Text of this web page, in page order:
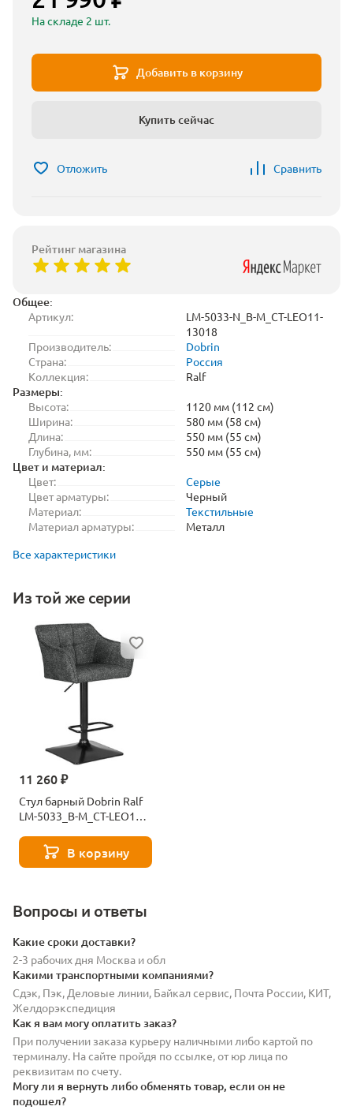
Общее:
Артикул:
LM-5033-N_B-M_CT-LEO11-
13018
Производитель:
Dobrin
Страна:
Россия
Коллекция:
Ralf
Размеры:
Высота:
1120 мм (112 см)
Ширина:
580 мм (58 см)
Длина:
550 мм (55 см)
Глубина, мм:
550 мм (55 см)
Цвет и материал:
Цвет:
Серые
Цвет арматуры:
Черный
Материал:
Текстильные
Материал арматуры:
Металл
Все характеристики
Из той же серии
11 260 ₽
Стул барный Dobrin Ralf
LM-5033_B-M_CT-LEO11-
В корзину
Вопросы и ответы
Какие сроки доставки?
2-3 рабочих дня Москва и обл
Какими транспортными компаниями?
Сдэк, Пэк, Деловые линии, Байкал сервис, Почта России, КИТ,
Желдорэкспедиция
Как я вам могу оплатить заказ?
При получении заказа курьеру наличными либо картой по
терминалу. На сайте пройдя по ссылке, от юр лица по
реквизитам по счету.
Могу ли я вернуть либо обменять товар, если он не
подошел?
На складе 2 шт.
Добавить в корзину
Купить сейчас
Отложить Сравнить
Рейтинг магазина